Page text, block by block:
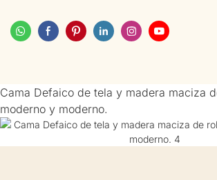
Cama Defaico de tela y madera maciza
moderno y moderno.